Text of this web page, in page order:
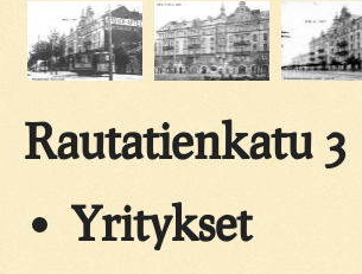
Rautatienkatu 3
Yritykset